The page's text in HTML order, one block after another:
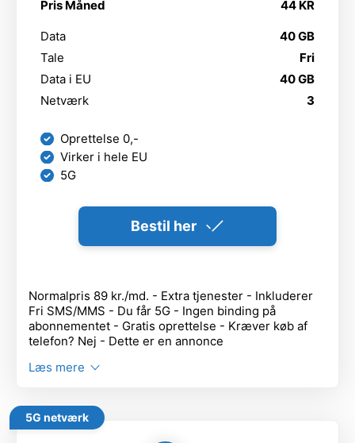
Pris Måned 44 KR
Data
40 GB
Tale
Fri
Data i EU
40 GB
Netværk
3
Oprettelse 0,-
Virker i hele EU
5G
Bestil her
Normalpris 89 kr./md. - Extra tjenester - Inkluderer
Fri SMS/MMS - Du får 5G - Ingen binding på
abonnementet - Gratis oprettelse - Kræver køb af
telefon? Nej - Dette er en annonce
Læs mere
5G netværk